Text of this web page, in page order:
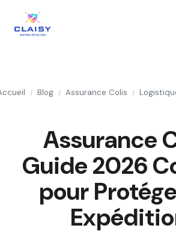
/ Blog / Assurance Colis /
Assurance
Guide 2026
pour